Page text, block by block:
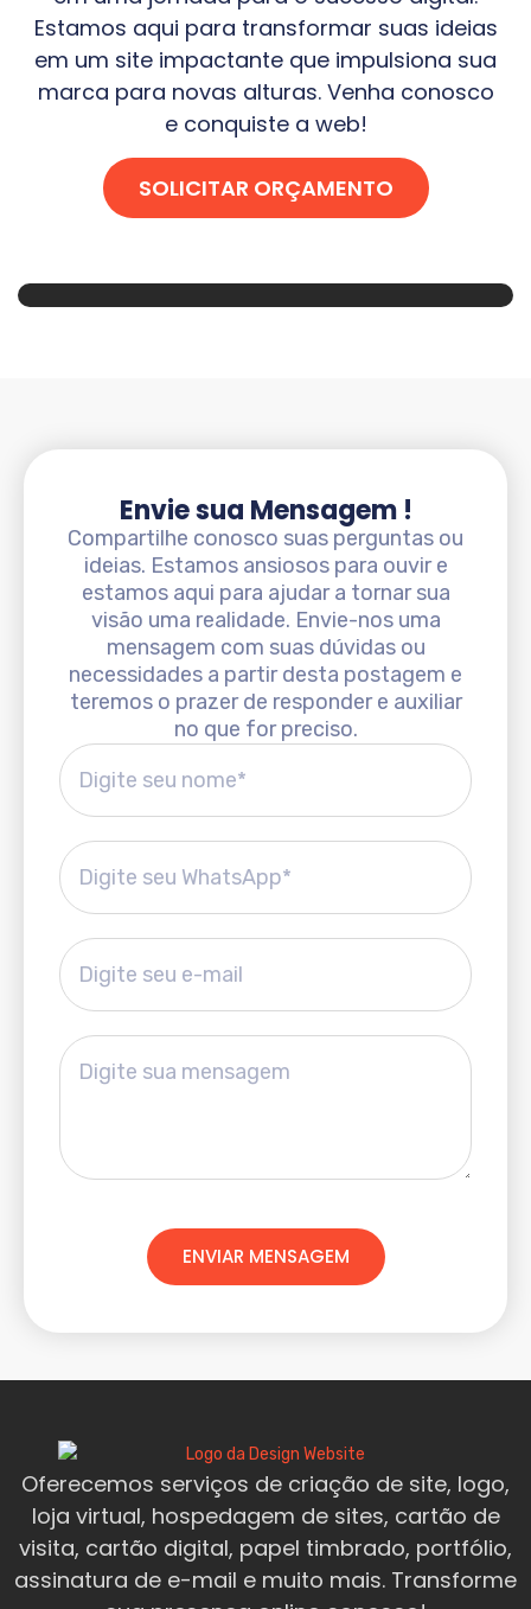
Estamos aqui para transformar suas ideias
em um site impactante que impulsiona sua
marca para novas alturas. Venha conosco
e conquiste a web!
SOLICITAR ORÇAMENTO
Envie sua Mensagem !
Compartilhe conosco suas perguntas ou
ideias. Estamos ansiosos para ouvir e
estamos aqui para ajudar a tornar sua
visão uma realidade. Envie-nos uma
mensagem com suas dúvidas ou
necessidades a partir desta postagem e
teremos o prazer de responder e auxiliar
no que for preciso.
ENVIAR MENSAGEM
Oferecemos serviços de criação de site, logo,
loja virtual, hospedagem de sites, cartão de
visita, cartão digital, papel timbrado, portfólio,
assinatura de e-mail e muito mais. Transforme